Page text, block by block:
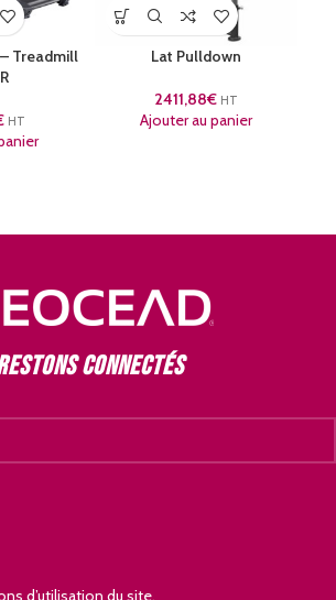
Treadmill
HT
Lat Pulldown
2411,88€ HT
Ajouter au panier
connectés
d’utilisation du site.